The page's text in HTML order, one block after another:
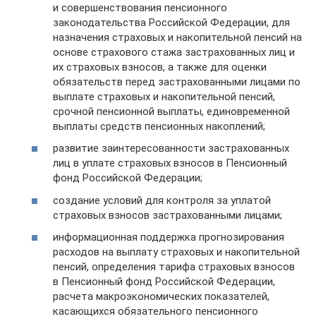
и совершенствования пенсионного
законодательства Российской Федерации, для
назначения страховых и накопительной пенсий на
основе страхового стажа застрахованных лиц и
их страховых взносов, а также для оценки
обязательств перед застрахованными лицами по
выплате страховых и накопительной пенсий,
срочной пенсионной выплаты, единовременной
выплаты средств пенсионных накоплений;
развитие заинтересованности застрахованных
лиц в уплате страховых взносов в Пенсионный
фонд Российской Федерации;
создание условий для контроля за уплатой
страховых взносов застрахованными лицами;
информационная поддержка прогнозирования
расходов на выплату страховых и накопительной
пенсий, определения тарифа страховых взносов
в Пенсионный фонд Российской Федерации,
расчета макроэкономических показателей,
касающихся обязательного пенсионного